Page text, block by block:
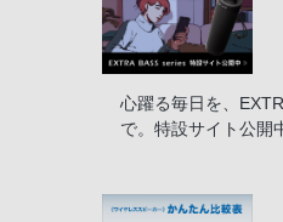
心躍る毎日を、
で。特設サイト公開